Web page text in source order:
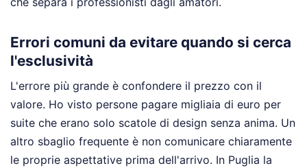
Errori comuni da evitare quando si cerca
l'esclusività
L'errore più grande è confondere il prezzo con il
valore. Ho visto persone pagare migliaia di euro per
suite che erano solo scatole di design senza anima. Un
altro sbaglio frequente è non comunicare chiaramente
le proprie aspettative prima dell'arrivo. In Puglia la